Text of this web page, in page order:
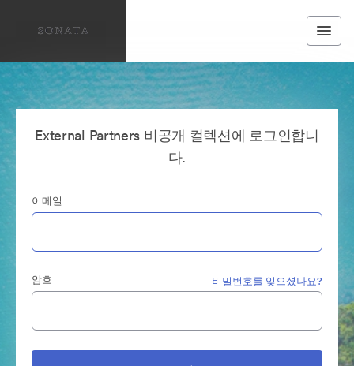
External Partners 비공개 컬렉션에 로그인합니
다.
이메일
암호 비밀번호를 잊으셨나요?